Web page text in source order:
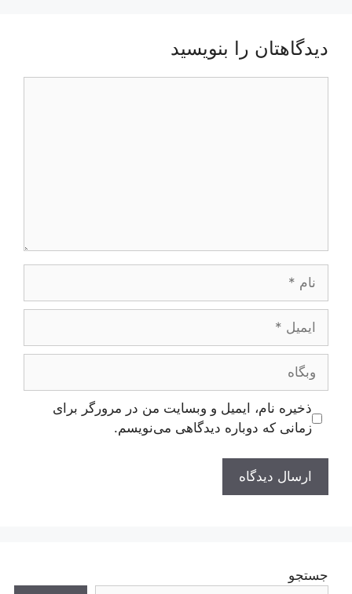
دیدگاهتان را بنویسید
ایمیل
وبگاه
ذخیره نام، ایمیل و وبسایت من در مرورگر برای
زمانی که دوباره دیدگاهی می‌نویسم.
جستجو